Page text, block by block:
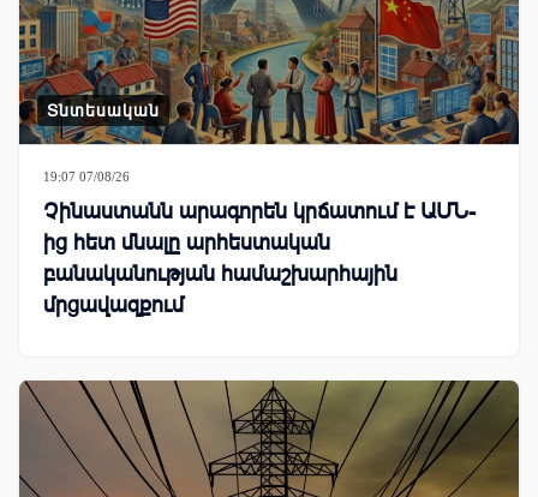
Տնտեսական
19:07 07/08/26
Չինաստանն արագորեն կրճատում է ԱՄՆ-
ից հետ մնալը արհեստական
բանականության համաշխարհային
մրցավազքում